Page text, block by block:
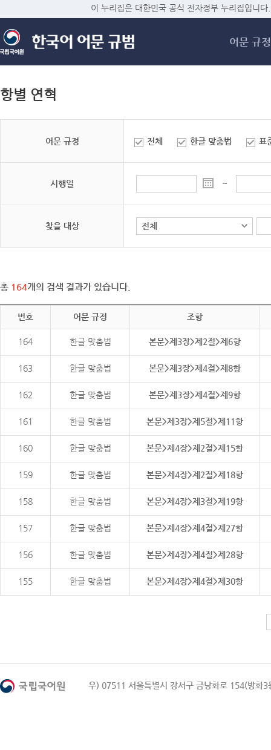
메
이 누리집은 대한민국 공식 전자정부 누리집입니다.
어문 규정
항별 연혁
어문 규정 전체 한글 맞춤법 표
시행일 ~
찾을 대상
총 164개의 검색 결과가 있습니다.
번호 어문 규정 조항
164 한글 맞춤법 본문>제3장>제2절>제6항
163 한글 맞춤법 본문>제3장>제4절>제8항
162 한글 맞춤법 본문>제3장>제4절>제9항
161 한글 맞춤법 본문>제3장>제5절>제11항
160 한글 맞춤법 본문>제4장>제2절>제15항
159 한글 맞춤법 본문>제4장>제2절>제18항
158 한글 맞춤법 본문>제4장>제3절>제19항
157 한글 맞춤법 본문>제4장>제4절>제27항
156 한글 맞춤법 본문>제4장>제4절>제28항
155 한글 맞춤법 본문>제4장>제4절>제30항
우) 07511 서울특별시 강서구 금낭화로 154(방화3